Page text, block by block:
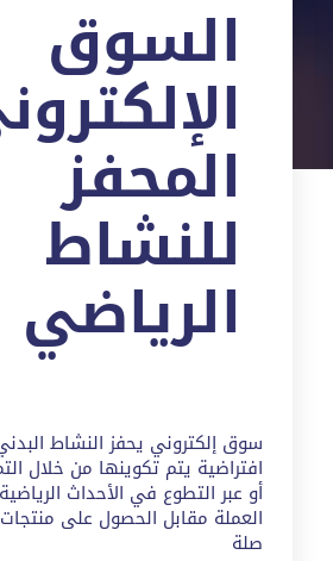
السوق
المحفز
للنشاط
الرياضي
سوق إلكتروني يحفز النشاط
افتراضية يتم تكوينها من خلال
أو عبر التطوع في الأحداث
العملة مقابل الحصول على
صلة